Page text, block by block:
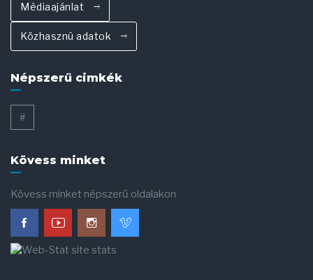
Médiaajánlat
Közhasznú adatok
Népszerű cimkék
#
Kövess minket
Kövess minket népszerű oldalakon